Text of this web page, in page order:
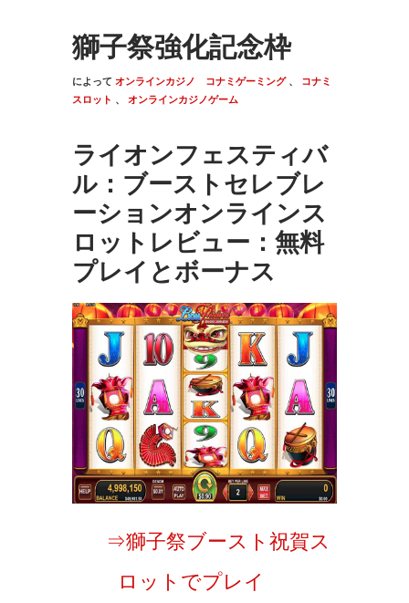
獅子祭強化記念枠
によって オンラインカジノ コナミゲーミング、
コナミ
スロット 、 オンラインカジノゲーム
ライオンフェスティバ
ル：ブーストセレブレ
ーションオンラインス
ロットレビュー：無料
プレイとボーナス
⇒獅子祭ブースト祝賀ス
ロットでプレイ